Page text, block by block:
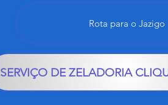
Rota para o Jazigo
SERVIÇO DE ZELADORIA